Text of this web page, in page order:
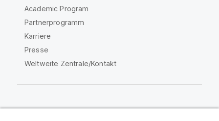
Academic Program
Partnerprogramm
Karriere
Presse
Weltweite Zentrale/Kontakt